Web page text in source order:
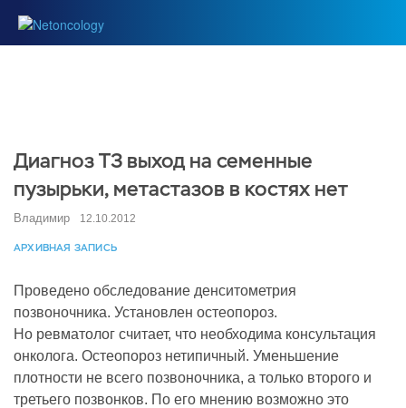
Диагноз Т3 выход на семенные
пузырьки, метастазов в костях нет
Владимир 12.10.2012
АРХИВНАЯ ЗАПИСЬ
Проведено обследование денситометрия
позвоночника. Установлен остеопороз.
Но ревматолог считает, что необходима консультация
онколога. Остеопороз нетипичный. Уменьшение
плотности не всего позвоночника, а только второго и
третьего позвонков. По его мнению возможно это